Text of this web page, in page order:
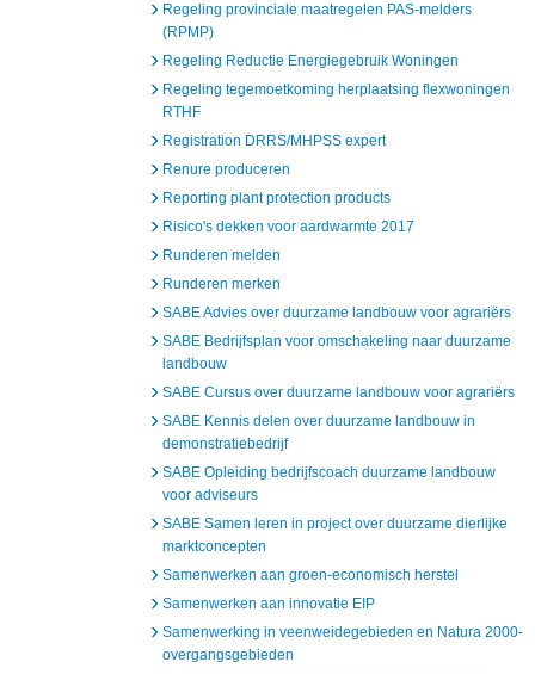
Regeling provinciale maatregelen PAS-melders
(RPMP)
Regeling Reductie Energiegebruik Woningen
Regeling tegemoetkoming herplaatsing flexwoningen
RTHF
Registration DRRS/MHPSS expert
Renure produceren
Reporting plant protection products
Risico's dekken voor aardwarmte 2017
Runderen melden
Runderen merken
SABE Advies over duurzame landbouw voor agrariërs
SABE Bedrijfsplan voor omschakeling naar duurzame
landbouw
SABE Cursus over duurzame landbouw voor agrariërs
SABE Kennis delen over duurzame landbouw in
demonstratiebedrijf
SABE Opleiding bedrijfscoach duurzame landbouw
voor adviseurs
SABE Samen leren in project over duurzame dierlijke
marktconcepten
Samenwerken aan groen-economisch herstel
Samenwerken aan innovatie EIP
Samenwerking in veenweidegebieden en Natura 2000-
overgangsgebieden